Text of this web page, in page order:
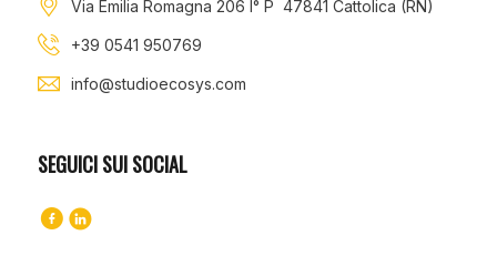
Via Emilia Romagna 206 I° P 47841 Cattolica (RN)
+39 0541 950769
info@studioecosys.com
SEGUICI SUI SOCIAL